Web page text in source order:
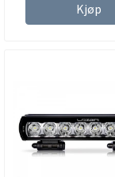
Kjøp